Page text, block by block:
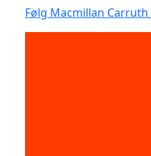
Følg Macmillan